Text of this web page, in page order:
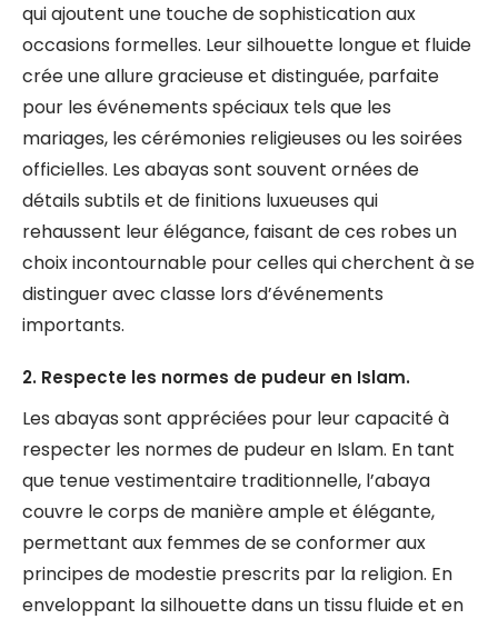
qui ajoutent une touche de sophistication aux
occasions formelles. Leur silhouette longue et fluide
crée une allure gracieuse et distinguée, parfaite
pour les événements spéciaux tels que les
mariages, les cérémonies religieuses ou les soirées
officielles. Les abayas sont souvent ornées de
détails subtils et de finitions luxueuses qui
rehaussent leur élégance, faisant de ces robes un
choix incontournable pour celles qui cherchent à se
distinguer avec classe lors d’événements
importants.
2. Respecte les normes de pudeur en Islam.
Les abayas sont appréciées pour leur capacité à
respecter les normes de pudeur en Islam. En tant
que tenue vestimentaire traditionnelle, l’abaya
couvre le corps de manière ample et élégante,
permettant aux femmes de se conformer aux
principes de modestie prescrits par la religion. En
enveloppant la silhouette dans un tissu fluide et en